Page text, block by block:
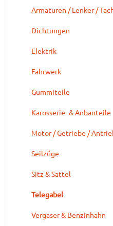
Armaturen / Lenker /
Dichtungen
Elektrik
Fahrwerk
Gummiteile
Karosserie- & Anbauteile
Motor / Getriebe /
Seilzüge
Sitz & Sattel
Telegabel
Vergaser & Benzinhahn